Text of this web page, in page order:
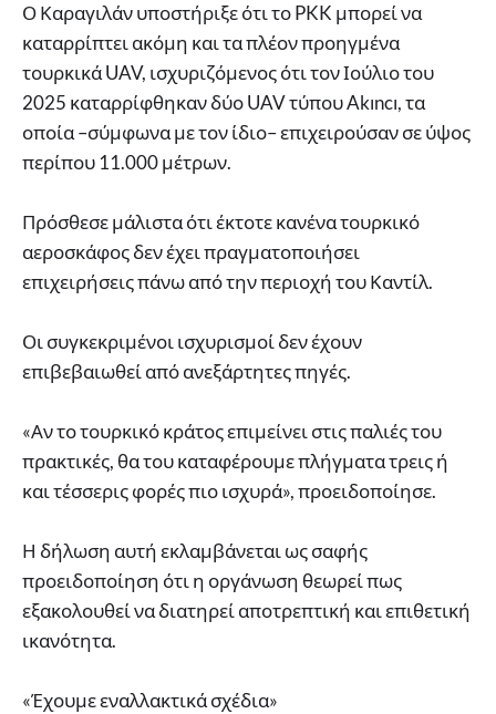
Ο Καραγιλάν υποστήριξε ότι το PKK μπορεί να
καταρρίπτει ακόμη και τα πλέον προηγμένα
τουρκικά UAV, ισχυριζόμενος ότι τον Ιούλιο του
2025 καταρρίφθηκαν δύο UAV τύπου Akıncı, τα
οποία –σύμφωνα με τον ίδιο– επιχειρούσαν σε ύψος
περίπου 11.000 μέτρων.
Πρόσθεσε μάλιστα ότι έκτοτε κανένα τουρκικό
αεροσκάφος δεν έχει πραγματοποιήσει
επιχειρήσεις πάνω από την περιοχή του Καντίλ.
Οι συγκεκριμένοι ισχυρισμοί δεν έχουν
επιβεβαιωθεί από ανεξάρτητες πηγές.
«Αν το τουρκικό κράτος επιμείνει στις παλιές του
πρακτικές, θα του καταφέρουμε πλήγματα τρεις ή
και τέσσερις φορές πιο ισχυρά», προειδοποίησε.
Η δήλωση αυτή εκλαμβάνεται ως σαφής
προειδοποίηση ότι η οργάνωση θεωρεί πως
εξακολουθεί να διατηρεί αποτρεπτική και επιθετική
ικανότητα.
«Έχουμε εναλλακτικά σχέδια»